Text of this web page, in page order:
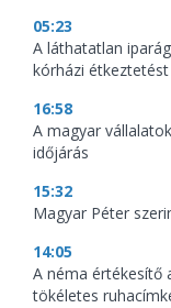
05:23
A láthatatlan
kórházi étkeztetést
16:58
A magyar
időjárás
15:32
Magyar Péter
14:05
A néma értékesítő
tökéletes